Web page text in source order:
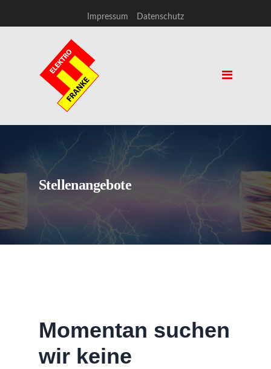
Impressum Datenschutz
Stellenangebote
Momentan suchen
wir keine